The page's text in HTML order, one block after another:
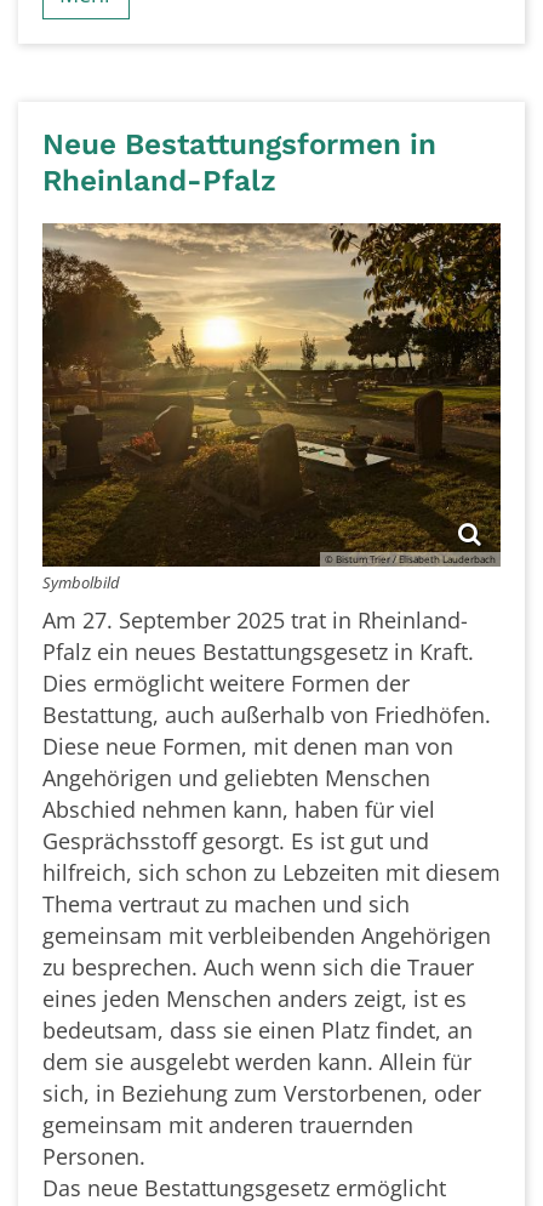
Neue Bestattungsformen in
Rheinland-Pfalz
© Bistum Trier / Elisabeth Lauderbach
Symbolbild
Am 27. September 2025 trat in Rheinland-
Pfalz ein neues Bestattungsgesetz in Kraft.
Dies ermöglicht weitere Formen der
Bestattung, auch außerhalb von Friedhöfen.
Diese neue Formen, mit denen man von
Angehörigen und geliebten Menschen
Abschied nehmen kann, haben für viel
Gesprächsstoff gesorgt. Es ist gut und
hilfreich, sich schon zu Lebzeiten mit diesem
Thema vertraut zu machen und sich
gemeinsam mit verbleibenden Angehörigen
zu besprechen. Auch wenn sich die Trauer
eines jeden Menschen anders zeigt, ist es
bedeutsam, dass sie einen Platz findet, an
dem sie ausgelebt werden kann. Allein für
sich, in Beziehung zum Verstorbenen, oder
gemeinsam mit anderen trauernden
Personen.
Das neue Bestattungsgesetz ermöglicht